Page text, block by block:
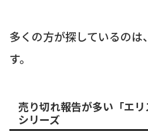
多くの方が探しているのは
す。
売り切れ報告が多い「エ
シリーズ